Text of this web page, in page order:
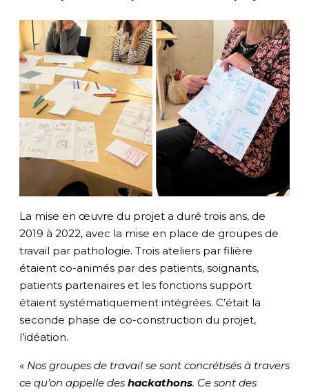
La mise en œuvre du projet a duré trois ans, de
2019 à 2022, avec la mise en place de groupes de
travail par pathologie. Trois ateliers par filière
étaient co-animés par des patients, soignants,
patients partenaires et les fonctions support
étaient systématiquement intégrées. C’était la
seconde phase de co-construction du projet,
l’idéation.
« Nos groupes de travail se sont concrétisés à travers
ce qu’on appelle des hackathons. Ce sont des